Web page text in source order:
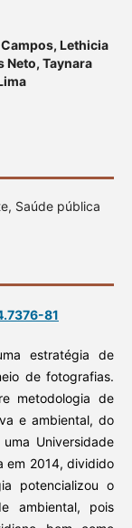
Lethicia
Neto, Taynara
Saúde pública
81
estratégia de
de fotografias.
metodologia de
e ambiental, do
Universidade
em 2014, dividido
potencializou o
ambiental, pois